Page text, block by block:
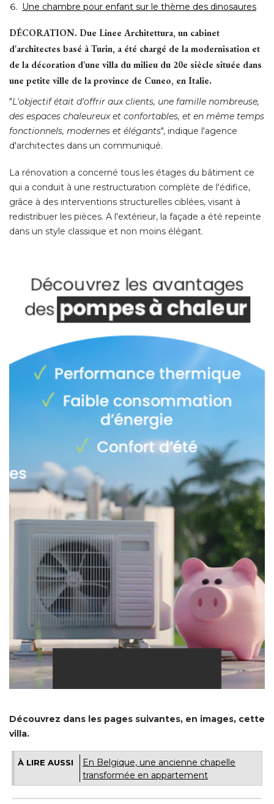
Une chambre pour enfant sur le thème des dinosaures
DÉCORATION. Due Linee Architettura, un cabinet
d'architectes basé à Turin, a été chargé de la modernisation et
de la décoration d'une villa du milieu du 20e siècle située dans
une petite ville de la province de Cuneo, en Italie.
"L'objectif était d'offrir aux clients, une famille nombreuse,
des espaces chaleureux et confortables, et en même temps
fonctionnels, modernes et élégants", indique l'agence
d'architectes dans un communiqué.
La rénovation a concerné tous les étages du bâtiment ce
qui a conduit à une restructuration complète de l'édifice,
grâce à des interventions structurelles ciblées, visant à
redistribuer les pièces. A l'extérieur, la façade a été repeinte
dans un style classique et non moins élégant.
Découvrez dans les pages suivantes, en images, cette
villa.
À LIRE AUSSI
En Belgique, une ancienne chapelle
transformée en appartement